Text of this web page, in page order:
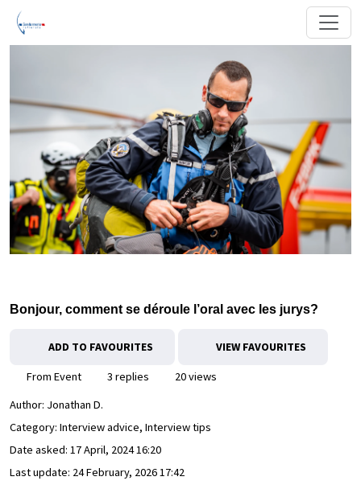
Bonjour, comment se déroule l’oral avec les jurys?
ADD TO FAVOURITES VIEW FAVOURITES
From Event 3 replies
20 views
Author: Jonathan D.
Category: Interview advice, Interview tips
Date asked: 17 April, 2024 16:20
Last update: 24 February, 2026 17:42